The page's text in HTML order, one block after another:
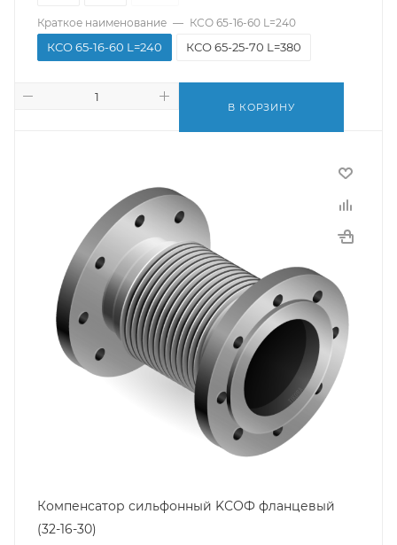
Краткое наименование — КСО 65-16-60 L=240
КСО 65-16-60 L=240 КСО 65-25-70 L=380
В КОРЗИНУ
Компенсатор сильфонный KСОФ фланцевый
(32-16-30)